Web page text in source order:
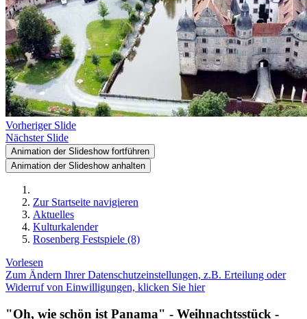
Vorheriger Slide
Nächster Slide
Animation der Slideshow fortführen
Animation der Slideshow anhalten
Zur Startseite navigieren
Aktuelles
Kulturkalender
Rosenberg Festspiele (8)
Vorlesen
Zum Ändern Ihrer Datenschutzeinstellungen, z.B. Erteilung oder
Widerruf von Einwilligungen, klicken Sie hier
"Oh, wie schön ist Panama" - Weihnachtsstück -